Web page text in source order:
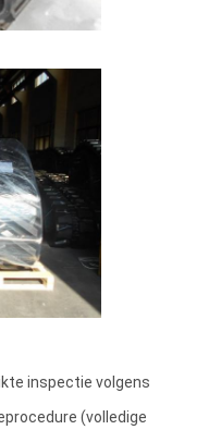
inspectie volgens
(volledige